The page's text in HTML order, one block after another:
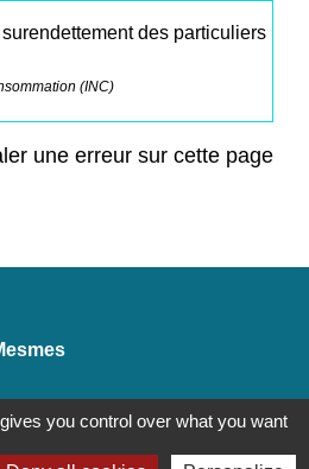
des particuliers
(INC)
une erreur sur cette page
you control over what you want